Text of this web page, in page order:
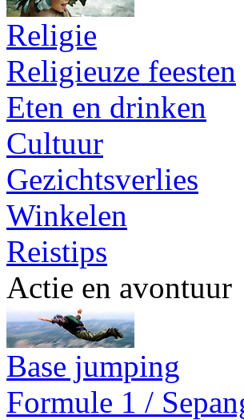
Religie
Religieuze feesten
Eten en drinken
Cultuur
Gezichtsverlies
Winkelen
Reistips
Actie en avontuur
Base jumping
Formule 1 /